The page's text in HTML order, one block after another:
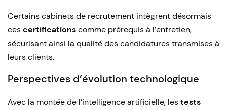
Certains cabinets de recrutement intègrent désormais
cescertificationscomme prérequis à l’entretien,
sécurisant ainsi la qualité des candidatures transmises à
leurs clients.
Perspectives d’évolution technologique
Avec la montée de l’intelligence artificielle, lestests